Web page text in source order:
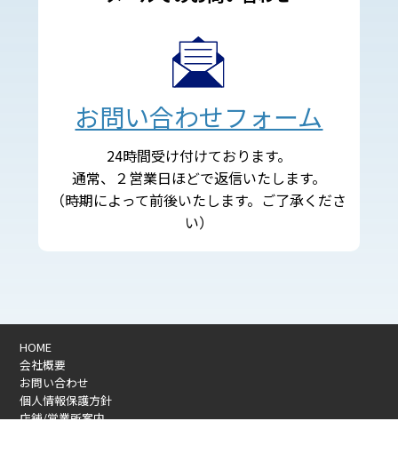
お問い合わせフォーム
24時間受け付けております。
通常、２営業日ほどで返信いたします。
（時期によって前後いたします。ご了承くださ
い）
HOME
会社概要
お問い合わせ
個人情報保護方針
店舗/営業所案内